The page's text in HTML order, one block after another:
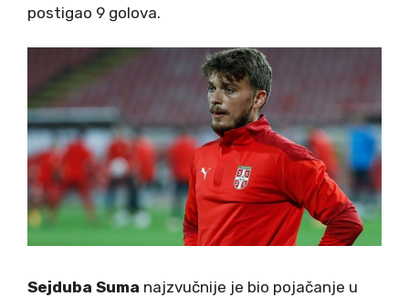
postigao 9 golova.
Sejduba Suma najzvučnije je bio pojačanje u